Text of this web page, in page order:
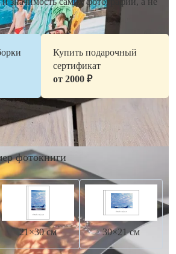
Купить подарочный
сертификат
от 2000 ₽
фотокниги
21×30 см 30×21 см